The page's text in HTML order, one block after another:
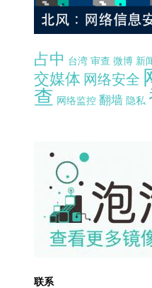
占中 台湾 审查 微博 新
交媒体 网络安全
查 网络监控 翻墙 隐私
pao-pao-banner-
联系